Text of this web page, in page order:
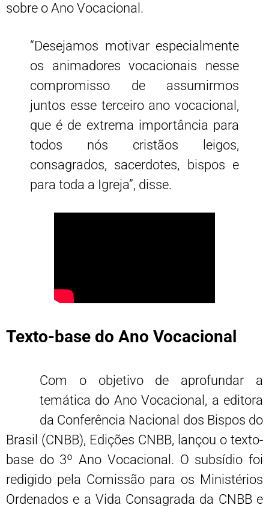
sobre o Ano Vocacional.
“Desejamos motivar especialmente
os animadores vocacionais nesse
compromisso de assumirmos
juntos esse terceiro ano vocacional,
que é de extrema importância para
todos nós cristãos leigos,
consagrados, sacerdotes, bispos e
para toda a Igreja”, disse.
Texto-base do Ano Vocacional
Com o objetivo de aprofundar a
temática do Ano Vocacional, a editora
da Conferência Nacional dos Bispos do
Brasil (CNBB), Edições CNBB, lançou o texto-
base do 3º Ano Vocacional. O subsídio foi
redigido pela Comissão para os Ministérios
Ordenados e a Vida Consagrada da CNBB e